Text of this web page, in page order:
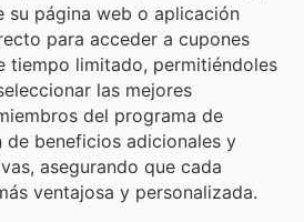
su página web o aplicación
para acceder a cupones
tiempo limitado, permitiéndoles
las mejores
del programa de
beneficios adicionales y
asegurando que cada
ventajosa y personalizada.